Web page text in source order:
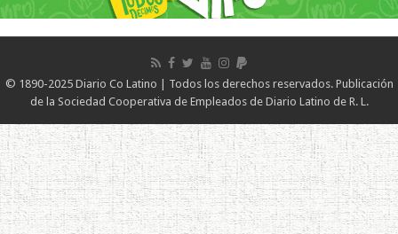
© 1890-2025 Diario Co Latino | Todos los derechos reservados. Publicación
de la Sociedad Cooperativa de Empleados de Diario Latino de R. L.